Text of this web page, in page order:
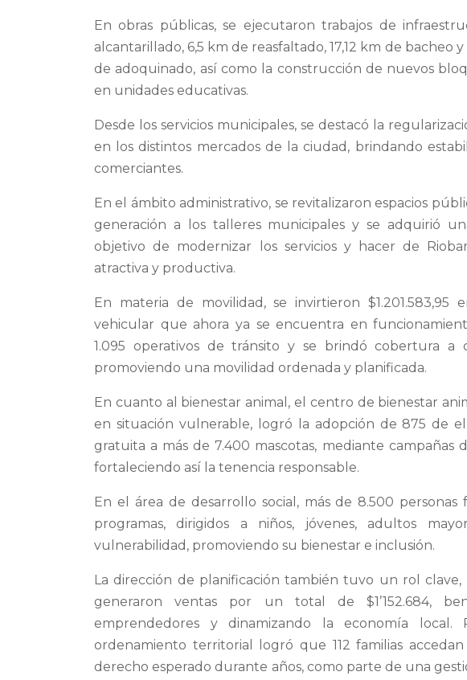
En obras públicas, se ejecutaron trabajos de
alcantarillado, 6,5 km de reasfaltado, 17,12 km de bacheo
de adoquinado, así como la construcción de nuevos
en unidades educativas.
Desde los servicios municipales, se destacó la
en los distintos mercados de la ciudad, brindando
comerciantes.
En el ámbito administrativo, se revitalizaron espacios
generación a los talleres municipales y se adquirió
objetivo de modernizar los servicios y hacer de
atractiva y productiva.
En materia de movilidad, se invirtieron
vehicular que ahora ya se encuentra en
1.095 operativos de tránsito y se brindó cobertura a
promoviendo una movilidad ordenada y planificada.
En cuanto al bienestar animal, el centro de bienestar
en situación vulnerable, logró la adopción de 875 de
gratuita a más de 7.400 mascotas, mediante campañas
fortaleciendo así la tenencia responsable.
En el área de desarrollo social, más de 8.500
programas, dirigidos a niños, jóvenes, adultos
vulnerabilidad, promoviendo su bienestar e inclusión.
La dirección de planificación también tuvo un rol
generaron ventas por un total de $1’152.684,
emprendedores y dinamizando la economía
ordenamiento territorial logró que 112 familias
derecho esperado durante años, como parte de una